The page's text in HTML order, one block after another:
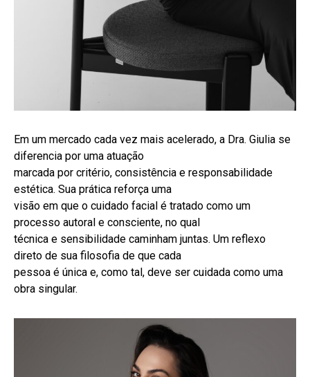
Em um mercado cada vez mais acelerado, a Dra. Giulia se
diferencia por uma atuação
marcada por critério, consistência e responsabilidade
estética. Sua prática reforça uma
visão em que o cuidado facial é tratado como um
processo autoral e consciente, no qual
técnica e sensibilidade caminham juntas. Um reflexo
direto de sua filosofia de que cada
pessoa é única e, como tal, deve ser cuidada como uma
obra singular.